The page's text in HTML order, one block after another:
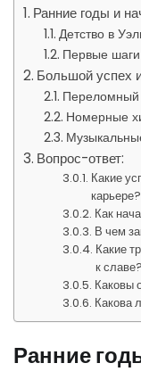
Ранние годы и
Детство в
Первые
Большой успех
Переломный
Номерные
Вопрос-ответ:
Какие
карьере?
Как
В чем
Какие
к славе?
Каковы
Какова
Ранние